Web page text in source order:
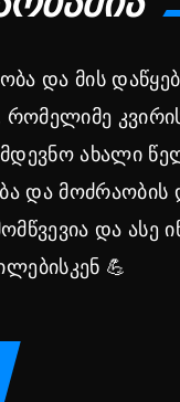
და მის
ახალი
და მოძრაობის
და ასე
💪